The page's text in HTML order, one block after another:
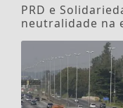
PRD e
neutralidade na